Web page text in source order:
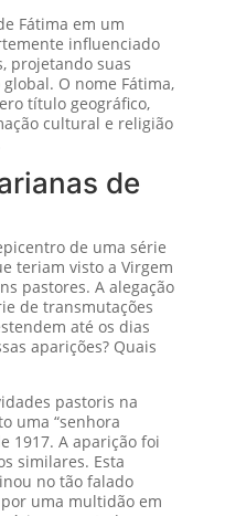
Fátima em um
influenciado
projetando suas
O nome Fátima,
título geográfico,
cultural e religião
de
de uma série
teriam visto a Virgem
pastores. A alegação
de transmutações
até os dias
aparições? Quais
pastoris na
uma “senhora
1917. A aparição foi
similares. Esta
no tão falado
uma multidão em